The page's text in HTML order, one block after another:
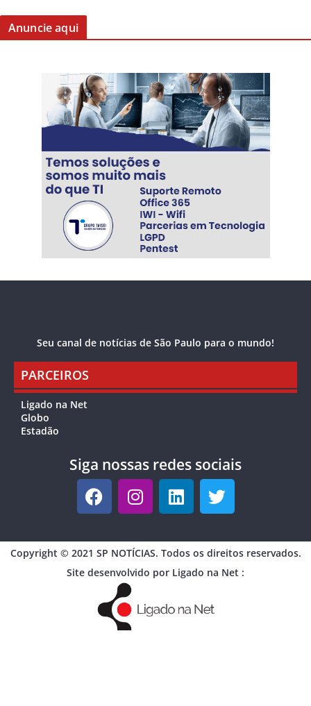
Anuncie aqui
Seu canal de notícias de São Paulo para o mundo!
PARCEIROS
Ligado na Net
Globo
Estadão
Siga nossas redes sociais
Copyright © 2021 SP NOTÍCIAS. Todos os direitos reservados.
Site desenvolvido por Ligado na Net :